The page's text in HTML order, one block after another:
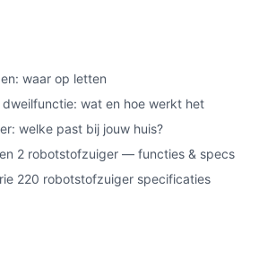
waar op letten
wat en hoe werkt het
welke past bij jouw huis?
2 robotstofzuiger — functies & specs
220 robotstofzuiger specificaties